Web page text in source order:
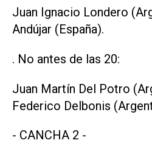
Juan Ignacio Londero
Andújar (España).
. No antes de las 20:
Juan Martín Del Potro
Federico Delbonis
- CANCHA 2 -